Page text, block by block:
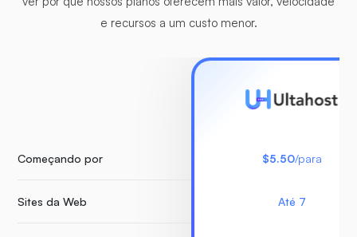
e recursos a um custo menor.
Começando por
Sites da Web
$5.50/para
Até 7